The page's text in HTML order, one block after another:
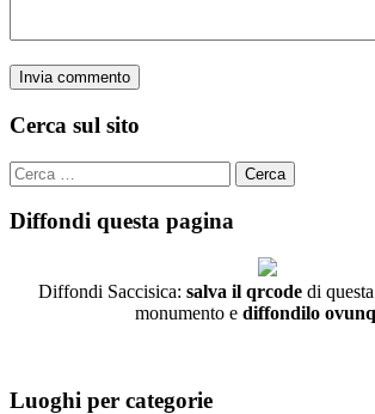
Cerca sul sito
Cerca
per:
Diffondi questa pagina
Diffondi Saccisica: salva il qrcode di
monumento e diffondilo
Luoghi per categorie